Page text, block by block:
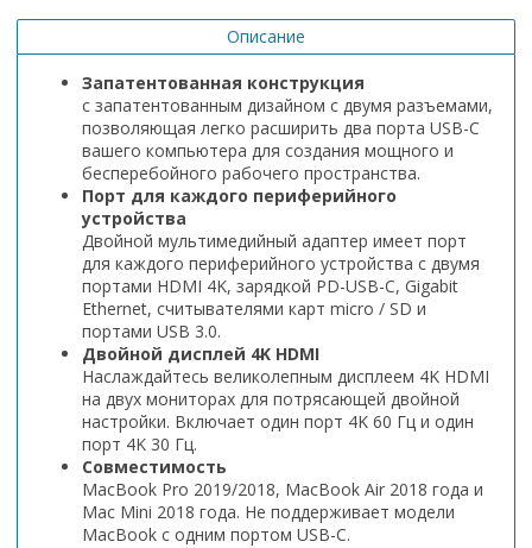
Описание
Запатентованная конструкция
с запатентованным дизайном с двумя разъемами,
позволяющая легко расширить два порта USB-C
вашего компьютера для создания мощного и
бесперебойного рабочего пространства.
Порт для каждого периферийного
устройства
Двойной мультимедийный адаптер имеет порт
для каждого периферийного устройства с двумя
портами HDMI 4K, зарядкой PD-USB-C, Gigabit
Ethernet, считывателями карт micro / SD и
портами USB 3.0.
Двойной дисплей 4K HDMI
Наслаждайтесь великолепным дисплеем 4K HDMI
на двух мониторах для потрясающей двойной
настройки. Включает один порт 4K 60 Гц и один
порт 4K 30 Гц.
Совместимость
MacBook Pro 2019/2018, MacBook Air 2018 года и
Mac Mini 2018 года. Не поддерживает модели
MacBook с одним портом USB-C.